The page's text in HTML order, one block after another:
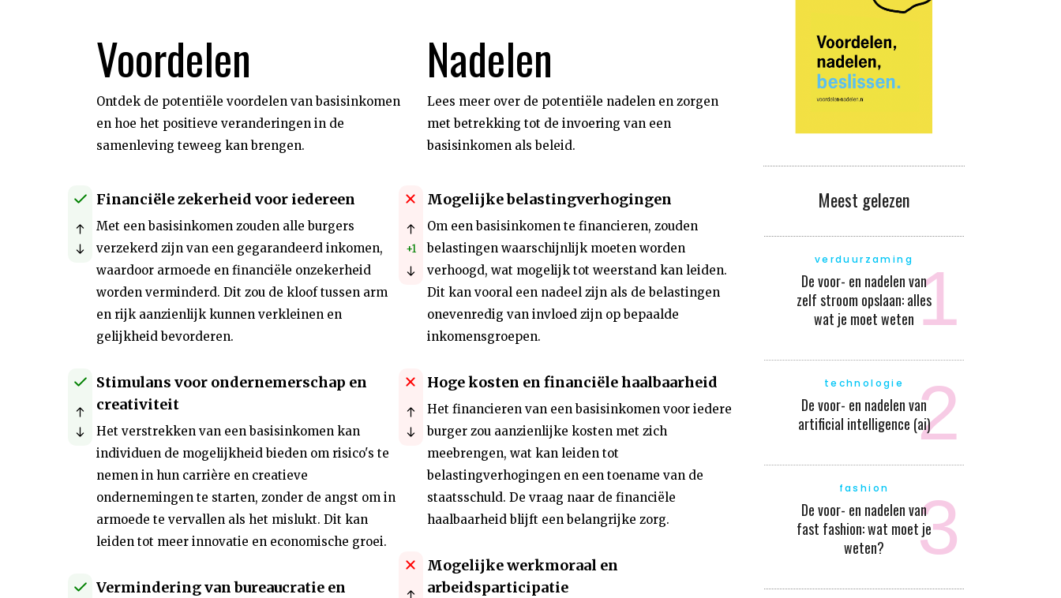
Voordelen
Ontdek de potentiële voordelen van basisinkomen
en hoe het positieve veranderingen in de
samenleving teweeg kan brengen.
Financiële zekerheid voor iedereen
Met een basisinkomen zouden alle burgers
verzekerd zijn van een gegarandeerd inkomen,
waardoor armoede en financiële onzekerheid
worden verminderd. Dit zou de kloof tussen arm
en rijk aanzienlijk kunnen verkleinen en
gelijkheid bevorderen.
Stimulans voor ondernemerschap en
creativiteit
Het verstrekken van een basisinkomen kan
individuen de mogelijkheid bieden om risico's te
nemen in hun carrière en creatieve
ondernemingen te starten, zonder de angst om in
armoede te vervallen als het mislukt. Dit kan
leiden tot meer innovatie en economische groei.
Vermindering van bureaucratie en
Nadelen
Lees meer over de potentiële nadelen en zorgen
met betrekking tot de invoering van een
basisinkomen als beleid.
+1
Mogelijke belastingverhogingen
Om een basisinkomen te financieren, zouden
belastingen waarschijnlijk moeten worden
verhoogd, wat mogelijk tot weerstand kan leiden.
Dit kan vooral een nadeel zijn als de belastingen
onevenredig van invloed zijn op bepaalde
inkomensgroepen.
Hoge kosten en financiële haalbaarheid
Het financieren van een basisinkomen voor iedere
burger zou aanzienlijke kosten met zich
meebrengen, wat kan leiden tot
belastingverhogingen en een toename van de
staatsschuld. De vraag naar de financiële
haalbaarheid blijft een belangrijke zorg.
Mogelijke werkmoraal en
arbeidsparticipatie
Meest gelezen
verduurzaming
De voor- en nadelen van
zelf stroom opslaan: alles
wat je moet weten
technologie
De voor- en nadelen van
artificial intelligence (ai)
fashion
De voor- en nadelen van
fast fashion: wat moet je
weten?